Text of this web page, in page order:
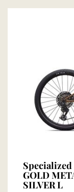
Specialized
GOLD
SILVER L